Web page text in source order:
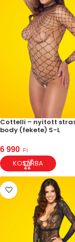
Cottelli – nyitott
body (fekete) S-L
6 990 Ft
KOSÁRBA